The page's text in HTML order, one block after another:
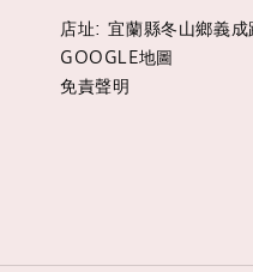
店址: 宜蘭縣冬山鄉義
GOOGLE地圖
免責聲明